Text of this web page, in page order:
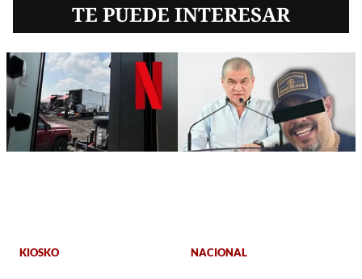
TE PUEDE INTERESAR
KIOSKO NACIONAL